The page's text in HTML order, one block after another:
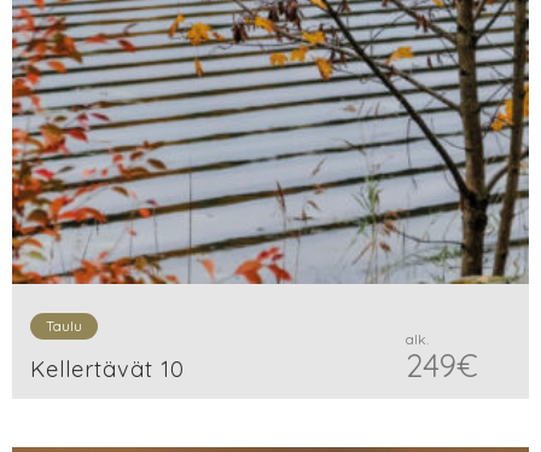
Taulu
Kellertävät 10
alk.
249€